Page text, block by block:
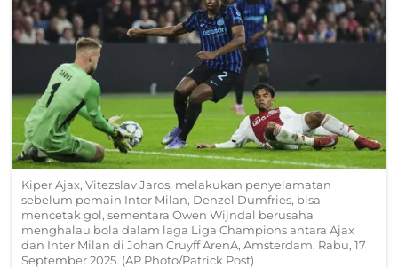
Kiper Ajax, Vitezslav Jaros, melakukan penyelamatan
sebelum pemain Inter Milan, Denzel Dumfries, bisa
mencetak gol, sementara Owen Wijndal berusaha
menghalau bola dalam laga Liga Champions antara Ajax
dan Inter Milan di Johan Cruyff ArenA, Amsterdam, Rabu, 17
September 2025. (AP Photo/Patrick Post)